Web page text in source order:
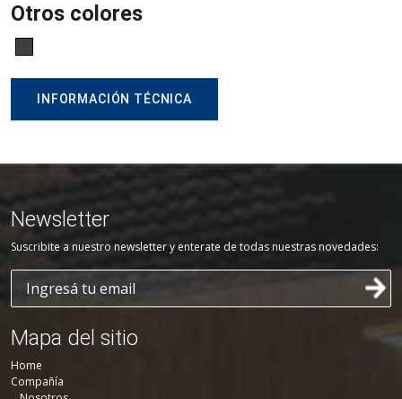
Otros colores
INFORMACIÓN TÉCNICA
Newsletter
Suscribite a nuestro newsletter y enterate de todas nuestras novedades:
Mapa del sitio
Home
Compañía